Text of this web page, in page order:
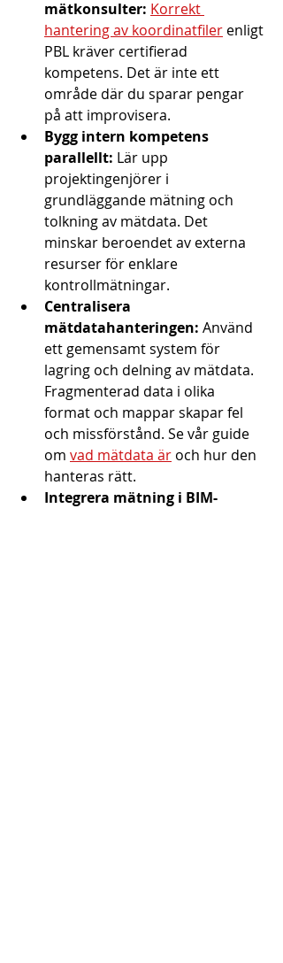
mätkonsulter: Korrekt
hantering av koordinatfiler enligt
PBL kräver certifierad
kompetens. Det är inte ett
område där du sparar pengar
på att improvisera.
Bygg intern kompetens
parallellt: Lär upp
projektingenjörer i
grundläggande mätning och
tolkning av mätdata. Det
minskar beroendet av externa
resurser för enklare
kontrollmätningar.
Centralisera
mätdatahanteringen: Använd
ett gemensamt system för
lagring och delning av mätdata.
Fragmenterad data i olika
format och mappar skapar fel
och missförstånd. Se vår guide
om vad mätdata är och hur den
hanteras rätt.
Integrera mätning i BIM-